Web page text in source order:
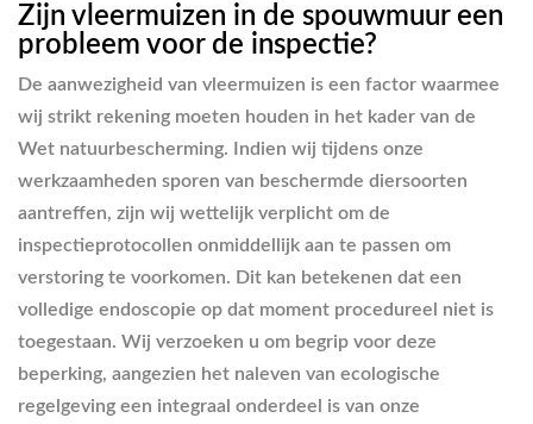
Zijn vleermuizen in de spouwmuur een
probleem voor de inspectie?
De aanwezigheid van vleermuizen is een factor waarmee
wij strikt rekening moeten houden in het kader van de
Wet natuurbescherming. Indien wij tijdens onze
werkzaamheden sporen van beschermde diersoorten
aantreffen, zijn wij wettelijk verplicht om de
inspectieprotocollen onmiddellijk aan te passen om
verstoring te voorkomen. Dit kan betekenen dat een
volledige endoscopie op dat moment procedureel niet is
toegestaan. Wij verzoeken u om begrip voor deze
beperking, aangezien het naleven van ecologische
regelgeving een integraal onderdeel is van onze